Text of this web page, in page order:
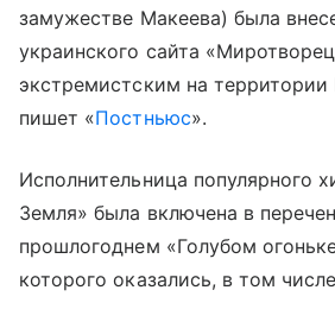
замужестве Макеева) была
украинского сайта
экстремистским на
пишет «Постньюс».
Исполнительница популярного
Земля» была включена в
прошлогоднем «Голубом
которого оказались, в том